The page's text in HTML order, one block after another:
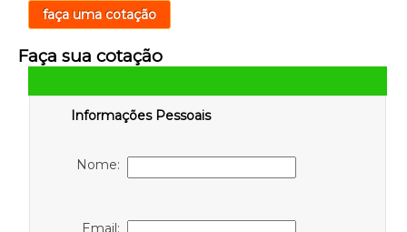
faça uma cotação
Faça sua cotação
Informações Pessoais
Nome:
Email: